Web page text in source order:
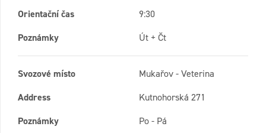
Orientační čas
9:30
Poznámky
Út + Čt
Svozové místo
Mukařov - Veterina
Address
Kutnohorská 271
Poznámky
Po - Pá